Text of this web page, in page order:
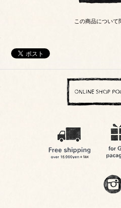
この商品について